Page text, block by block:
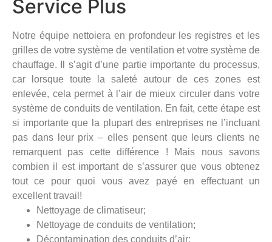
Service Plus
Notre équipe nettoiera en profondeur les registres et les
grilles de votre système de ventilation et votre système de
chauffage. Il s’agit d’une partie importante du processus,
car lorsque toute la saleté autour de ces zones est
enlevée, cela permet à l’air de mieux circuler dans votre
système de conduits de ventilation. En fait, cette étape est
si importante que la plupart des entreprises ne l’incluant
pas dans leur prix – elles pensent que leurs clients ne
remarquent pas cette différence ! Mais nous savons
combien il est important de s’assurer que vous obtenez
tout ce pour quoi vous avez payé en effectuant un
excellent travail!
Nettoyage de climatiseur;
Nettoyage de conduits de ventilation;
Décontamination des conduits d’air;